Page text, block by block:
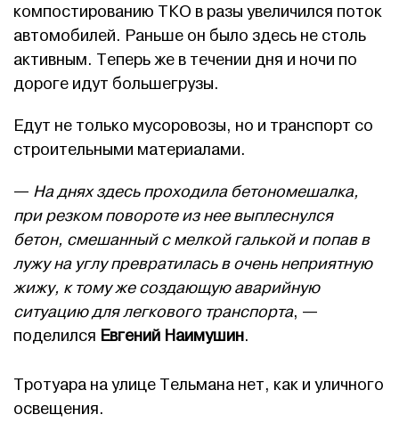
компостированию ТКО в разы увеличился поток
автомобилей. Раньше он было здесь не столь
активным. Теперь же в течении дня и ночи по
дороге идут большегрузы.
Едут не только мусоровозы, но и транспорт со
строительными материалами.
— На днях здесь проходила бетономешалка,
при резком повороте из нее выплеснулся
бетон, смешанный с мелкой галькой и попав в
лужу на углу превратилась в очень неприятную
жижу, к тому же создающую аварийную
ситуацию для легкового транспорта, —
поделился Евгений Наимушин.
Тротуара на улице Тельмана нет, как и уличного
освещения.